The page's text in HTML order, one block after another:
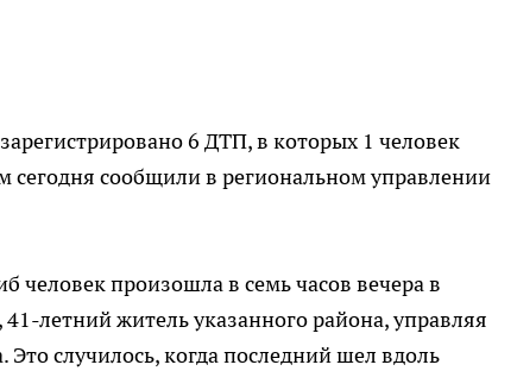
6 ДТП, в которых 1 человек
сегодня сообщили в региональном управлении
человек произошла в семь часов вечера в
летний житель указанного района, управляя
случилось, когда последний шел вдоль